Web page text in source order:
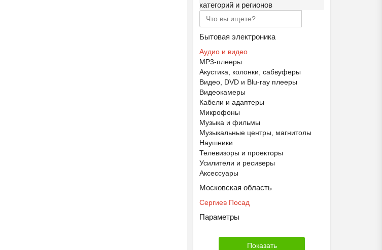
категорий и регионов
Бытовая электроника
Аудио и видео
MP3-плееры
Акустика, колонки, сабвуферы
Видео, DVD и Blu-ray плееры
Видеокамеры
Кабели и адаптеры
Микрофоны
Музыка и фильмы
Музыкальные центры, магнитолы
Наушники
Телевизоры и проекторы
Усилители и ресиверы
Аксессуары
Московская область
Сергиев Посад
Параметры